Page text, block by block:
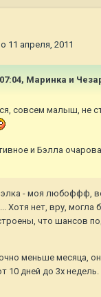
11 апреля, 2011
Маринка и
совсем малыш, не
и Бэлла
- моя любоффф,
Хотя нет, вру,
что шансов
меньше месяца,
10 дней до 3х недель.